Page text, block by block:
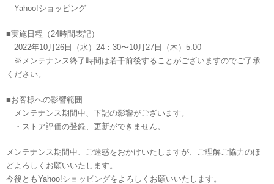
Yahoo!ショッピング
■実施日程（24時間表記）
2022年10月26日（水）24：30〜10月27日（木）5:00
※メンテナンス終了時間は若干前後することがございますのでご了承
ください。
■お客様への影響範囲
メンテナンス期間中、下記の影響がございます。
・ストア評価の登録、更新ができません。
メンテナンス期間中、ご迷惑をおかけいたしますが、ご理解ご協力のほ
どよろしくお願いいたします。
今後ともYahoo!ショッピングをよろしくお願いいたします。